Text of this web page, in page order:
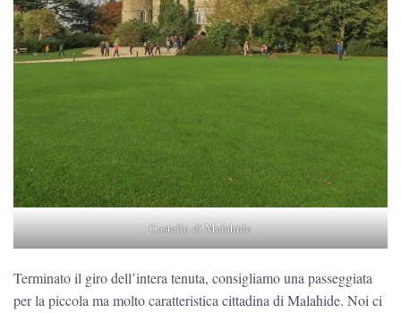
Castello di Malahide
Terminato il giro dell’intera tenuta, consigliamo una passeggiata
per la piccola ma molto caratteristica cittadina di Malahide. Noi ci